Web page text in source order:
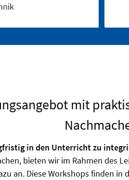
mit
in den Unterricht zu
bieten wir im Rahmen des
an. Diese Workshops finden